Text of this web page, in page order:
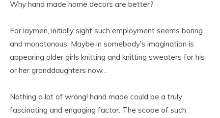
Why hand made home decors are better?
For laymen, initially sight such employment seems boring
and monotonous. Maybe in somebody’s imagination is
appearing older girls knitting and knitting sweaters for his
or her granddaughters now…
Nothing a lot of wrong! hand made could be a truly
fascinating and engaging factor. The scope of such